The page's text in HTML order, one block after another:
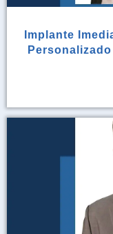
Implante